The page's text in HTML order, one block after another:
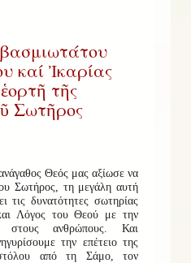
καί Ἰκαρίας
τῆς
Σωτῆρος
Θεός μας αξίωσε να
Σωτήρος, τη μεγάλη αυτή
τις δυνατότητες σωτηρίας
Λόγος του Θεού με την
στους ανθρώπους. Και
την επέτειο της
από τη Σάμο, τον